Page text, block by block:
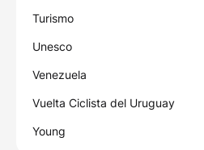
Turismo
Unesco
Venezuela
Vuelta Ciclista del Uruguay
Young